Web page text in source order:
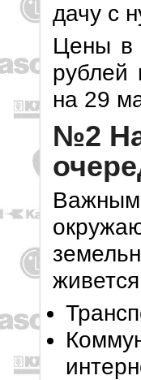
дачу с
Цены в
рублей
на 29
№2